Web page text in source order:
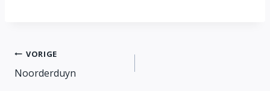
VORIGE
Noorderduyn